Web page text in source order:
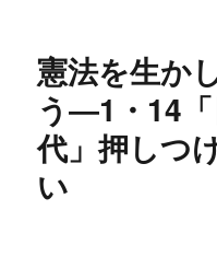
憲法を生か
う―1・14
代」押しつ
い